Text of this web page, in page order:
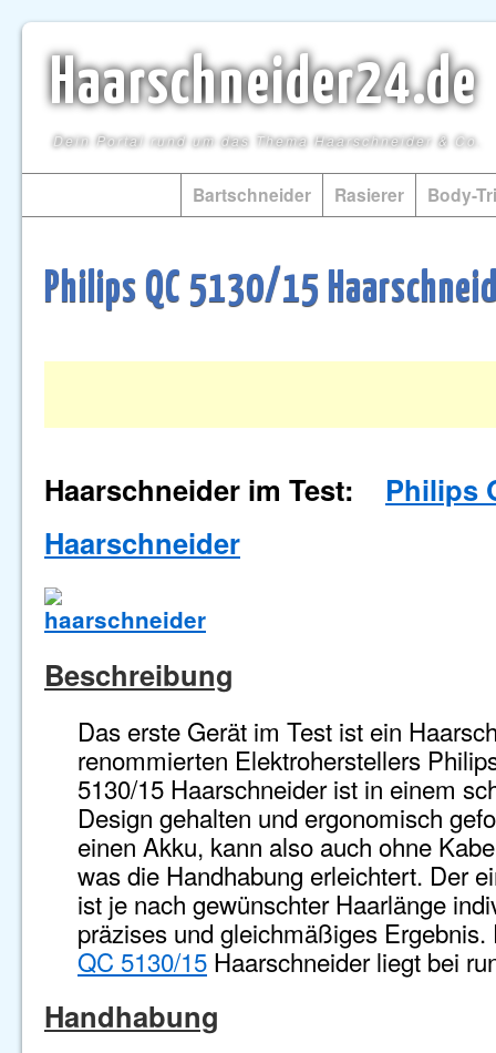
Haarschneider24.de
Dein Portal rund um das Thema Haarschneider & Co.
Bartschneider Rasierer Body-
Philips QC 5130/15
Haarschneider im Test: Philips
Haarschneider
Beschreibung
Das erste Gerät im Test ist ein
renommierten Elektroherstellers
5130/15 Haarschneider ist in einem
Design gehalten und ergonomisch
einen Akku, kann also auch ohne
was die Handhabung erleichtert. Der
ist je nach gewünschter Haarlänge
präzises und gleichmäßiges
QC 5130/15 Haarschneider liegt bei
Handhabung